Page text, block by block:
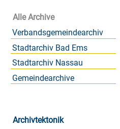
Alle Archive
Verbandsgemeindearchiv
Stadtarchiv Bad Ems
Stadtarchiv Nassau
Gemeindearchive
Archivtektonik